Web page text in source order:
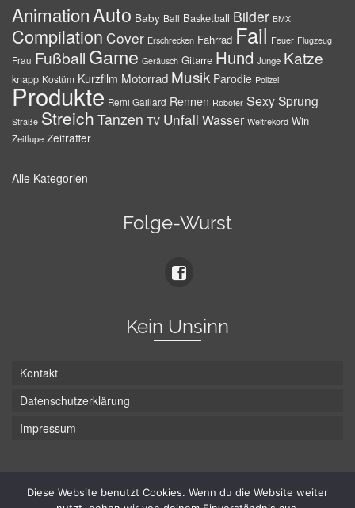
AnimationAuto Baby Ball Basketball Bilder BMX
Compilation Cover Erschrecken Fahrrad Fail Feuer Flugzeug
Frau Fußball Game Geräusch Gitarre Hund Junge Katze
knapp Kostüm Kurzfilm Motorrad Musik Parodie Polizei
Produkte Remi Gaillard Rennen Roboter SexySprung
Straße Streich Tanzen TV Unfall Wasser Weltrekord Win
Zeitlupe Zeitraffer
Alle Kategorien
Folge-Wurst
Kein Unsinn
Kontakt
Datenschutzerklärung
Impressum
Diese Website benutzt Cookies. Wenn du die Website weiter